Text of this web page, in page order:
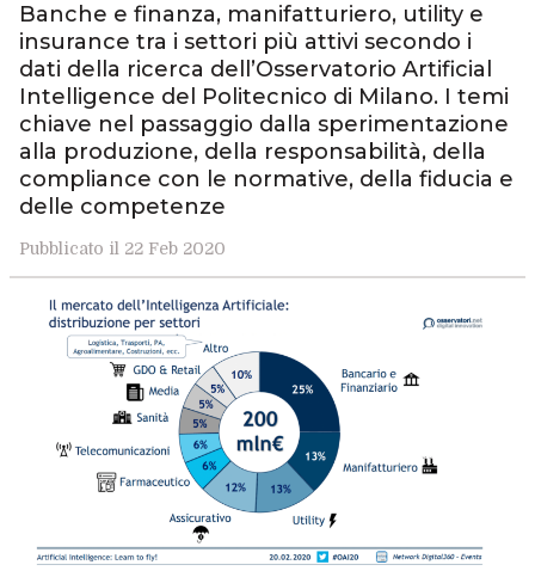
Banche e finanza, manifatturiero, utility e
insurance tra i settori più attivi secondo i
dati della ricerca dell’Osservatorio Artificial
Intelligence del Politecnico di Milano. I temi
chiave nel passaggio dalla sperimentazione
alla produzione, della responsabilità, della
compliance con le normative, della fiducia e
delle competenze
Pubblicato il 22 Feb 2020